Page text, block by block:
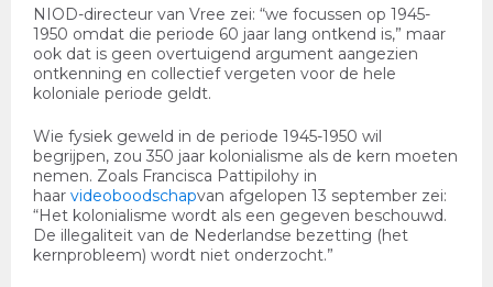
NIOD-directeur van Vree zei: “we focussen op 1945-
1950 omdat die periode 60 jaar lang ontkend is,” maar
ook dat is geen overtuigend argument aangezien
ontkenning en collectief vergeten voor de hele
koloniale periode geldt.
Wie fysiek geweld in de periode 1945-1950 wil
begrijpen, zou 350 jaar kolonialisme als de kern moeten
nemen. Zoals Francisca Pattipilohy in
haar videoboodschapvan afgelopen 13 september zei:
“Het kolonialisme wordt als een gegeven beschouwd.
De illegaliteit van de Nederlandse bezetting (het
kernprobleem) wordt niet onderzocht.”